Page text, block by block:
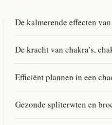
De kalmerende effecten
De kracht van chakra’s,
Efficiënt plannen in een
Gezonde spliterwten en